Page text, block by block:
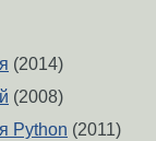
(2014)
(2008)
Python (2011)